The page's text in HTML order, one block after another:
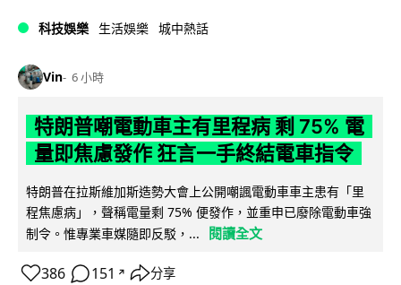
科技娛樂 生活娛樂 城中熱話
Vin 6 小時
特朗普嘲電動車主有里程病 剩 75% 電
量即焦慮發作 狂言一手終結電車指令
特朗普在拉斯維加斯造勢大會上公開嘲諷電動車車主患有「里
程焦慮病」，聲稱電量剩 75% 便發作，並重申已廢除電動車強
制令。惟專業車媒隨即反駁，...
閱讀全文
386 151 ↗ 分享